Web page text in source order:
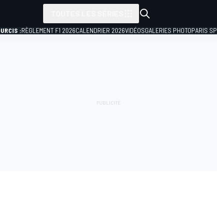
:RÈGLEMENT F1 2026CALENDRIER 2026VIDÉOSGALERIES PHOTOPARIS